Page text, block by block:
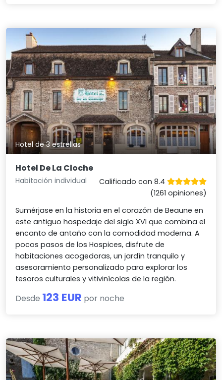
Hotel de 3 estrellas
Hotel De La Cloche
Habitación individual
Calificado con 8.4
(1261 opiniones)
Sumérjase en la historia en el corazón de Beaune en
este antiguo hospedaje del siglo XVI que combina el
encanto de antaño con la comodidad moderna. A
pocos pasos de los Hospices, disfrute de
habitaciones acogedoras, un jardín tranquilo y
asesoramiento personalizado para explorar los
tesoros culturales y vitivinícolas de la región.
Desde 123 EUR por noche